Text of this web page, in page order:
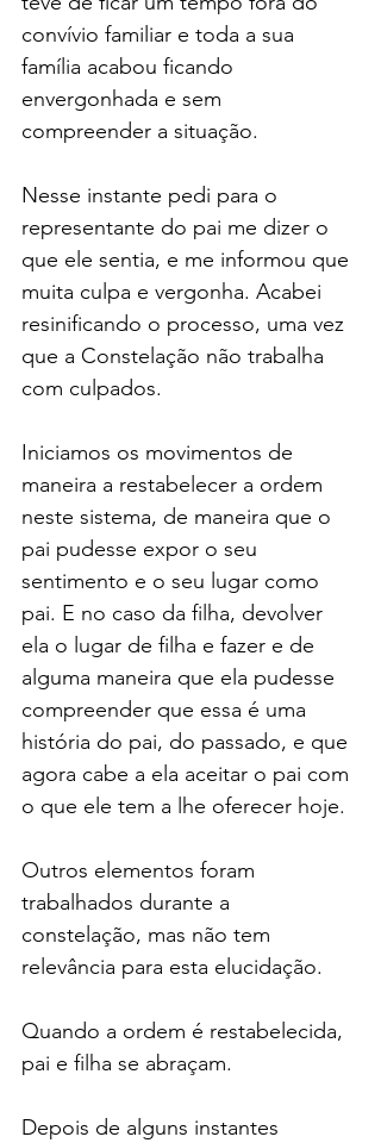
convívio familiar e toda a sua
família acabou ficando
envergonhada e sem
compreender a situação.
Nesse instante pedi para o
representante do pai me dizer o
que ele sentia, e me informou que
muita culpa e vergonha. Acabei
resinificando o processo, uma vez
que a Constelação não trabalha
com culpados.
Iniciamos os movimentos de
maneira a restabelecer a ordem
neste sistema, de maneira que o
pai pudesse expor o seu
sentimento e o seu lugar como
pai. E no caso da filha, devolver
ela o lugar de filha e fazer e de
alguma maneira que ela pudesse
compreender que essa é uma
história do pai, do passado, e que
agora cabe a ela aceitar o pai com
o que ele tem a lhe oferecer hoje.
Outros elementos foram
trabalhados durante a
constelação, mas não tem
relevância para esta elucidação.
Quando a ordem é restabelecida,
pai e filha se abraçam.
Depois de alguns instantes